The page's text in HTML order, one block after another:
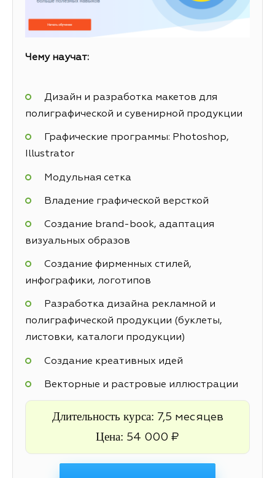
Чему научат:
Дизайн и разработка макетов для
полиграфической и сувенирной продукции
Графические программы: Photoshop,
Illustrator
Модульная сетка
Владение графической версткой
Создание brand-book, адаптация
визуальных образов
Создание фирменных стилей,
инфографики, логотипов
Разработка дизайна рекламной и
полиграфической продукции (буклеты,
листовки, каталоги продукции)
Создание креативных идей
Векторные и растровые иллюстрации
Длительность курса: 7,5 месяцев
Цена: 54 000 ₽